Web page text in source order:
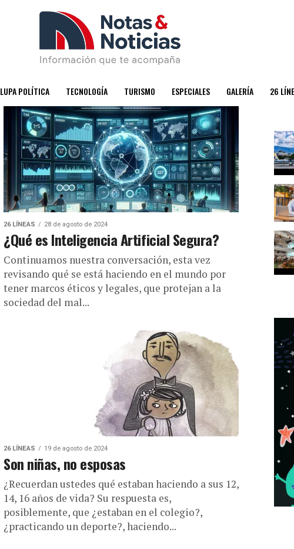
LUPA POLÍTICA TECNOLOGÍA TURISMO ESPECIALES GALERÍA 26
26 LÍNEAS 28 de agosto de 2024
¿Qué es Inteligencia Artificial Segura?
Continuamos nuestra conversación, esta vez
revisando qué se está haciendo en el mundo por
tener marcos éticos y legales, que protejan a la
sociedad del mal...
26 LÍNEAS 19 de agosto de 2024
Son niñas, no esposas
¿Recuerdan ustedes qué estaban haciendo a sus 12,
14, 16 años de vida? Su respuesta es,
posiblemente, que ¿estaban en el colegio?,
¿practicando un deporte?, haciendo...